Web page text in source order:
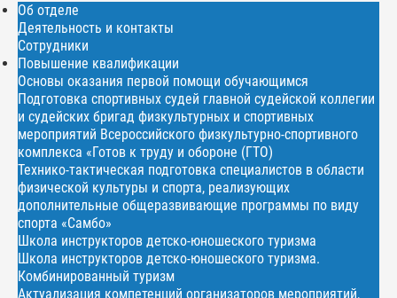
Об отделе
Деятельность и контакты
Сотрудники
Повышение квалификации
Основы оказания первой помощи обучающимся
Подготовка спортивных судей главной судейской коллегии
и судейских бригад физкультурных и спортивных
мероприятий Всероссийского физкультурно-спортивного
комплекса «Готов к труду и обороне (ГТО)
Технико-тактическая подготовка специалистов в области
физической культуры и спорта, реализующих
дополнительные общеразвивающие программы по виду
спорта «Самбо»
Школа инструкторов детско-юношеского туризма
Школа инструкторов детско-юношеского туризма.
Комбинированный туризм
Актуализация компетенций организаторов мероприятий,